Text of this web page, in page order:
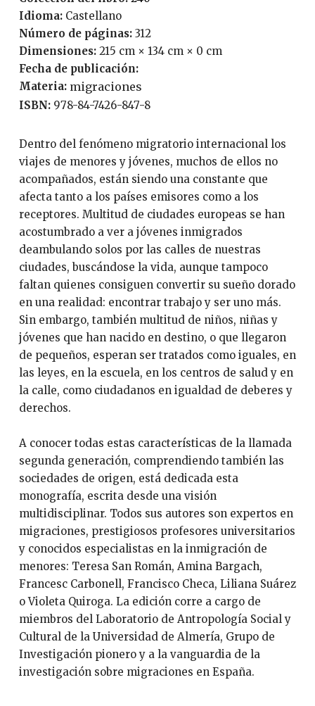
Idioma:
Castellano
Número de páginas: 312
Dimensiones: 215 cm × 134 cm × 0 cm
Fecha de publicación:
Materia: migraciones
ISBN: 978-84-7426-847-8
Dentro del fenómeno migratorio internacional los
viajes de menores y jóvenes, muchos de ellos no
acompañados, están siendo una constante que
afecta tanto a los países emisores como a los
receptores. Multitud de ciudades europeas se han
acostumbrado a ver a jóvenes inmigrados
deambulando solos por las calles de nuestras
ciudades, buscándose la vida, aunque tampoco
faltan quienes consiguen convertir su sueño dorado
en una realidad: encontrar trabajo y ser uno más.
Sin embargo, también multitud de niños, niñas y
jóvenes que han nacido en destino, o que llegaron
de pequeños, esperan ser tratados como iguales, en
las leyes, en la escuela, en los centros de salud y en
la calle, como ciudadanos en igualdad de deberes y
derechos.
A conocer todas estas características de la llamada
segunda generación, comprendiendo también las
sociedades de origen, está dedicada esta
monografía, escrita desde una visión
multidisciplinar. Todos sus autores son expertos en
migraciones, prestigiosos profesores universitarios
y conocidos especialistas en la inmigración de
menores: Teresa San Román, Amina Bargach,
Francesc Carbonell, Francisco Checa, Liliana Suárez
o Violeta Quiroga. La edición corre a cargo de
miembros del Laboratorio de Antropología Social y
Cultural de la Universidad de Almería, Grupo de
Investigación pionero y a la vanguardia de la
investigación sobre migraciones en España.